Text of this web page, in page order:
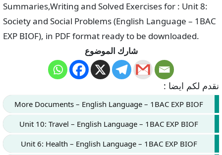
Summaries,Writing and Solved Exercises for : Unit 8:
Society and Social Problems (English Language – 1BAC
EXP BIOF), in PDF format ready to be downloaded.
شارك الموضوع
نقدم لكم ايضا :
More Documents – English Language – 1BAC EXP BIOF
Unit 10: Travel – English Language – 1BAC EXP BIOF
Unit 6: Health – English Language – 1BAC EXP BIOF